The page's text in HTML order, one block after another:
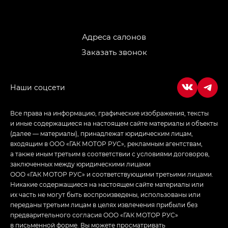
Empow — Эмпау (Empow) в комплектации
Адреса салонов
Заказать звонок
Все права на информацию, графические изображения, тексты
и иные содержащиеся на настоящем сайте материалы и объекты
(далее — материалы), принадлежат юридическим лицам,
входящим в ООО «ГАК МОТОР РУС», рекламным агентствам,
а также иным третьим в соответствии с условиями договоров,
заключенных между юридическими лицами
ООО «ГАК МОТОР РУС» и соответствующими третьими лицами.
Никакие содержащиеся на настоящем сайте материалы или
их часть не могут быть воспроизведены, использованы или
переданы третьим лицам в целях извлечения прибыли без
предварительного согласия ООО «ГАК МОТОР РУС»
в письменной форме. Вы можете просматривать